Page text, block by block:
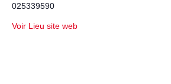
025339590
Voir Lieu site web